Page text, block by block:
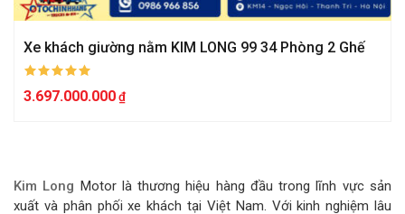
Xe khách giường nằm KIM LONG 99 34 Phòng 2 Ghế
3.697.000.000
Kim Long Motor là thương hiệu hàng đầu trong lĩnh vực sản
xuất và phân phối xe khách tại Việt Nam. Với kinh nghiệm lâu